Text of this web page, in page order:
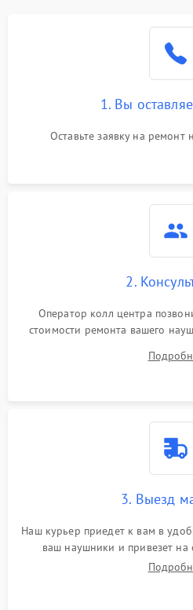
1. Вы
Оставьте заявку на
2.
Оператор колл центра
стоимости ремонта вашего
3. Выезд
Наш курьер приедет к вам в
ваш наушники и привезет на